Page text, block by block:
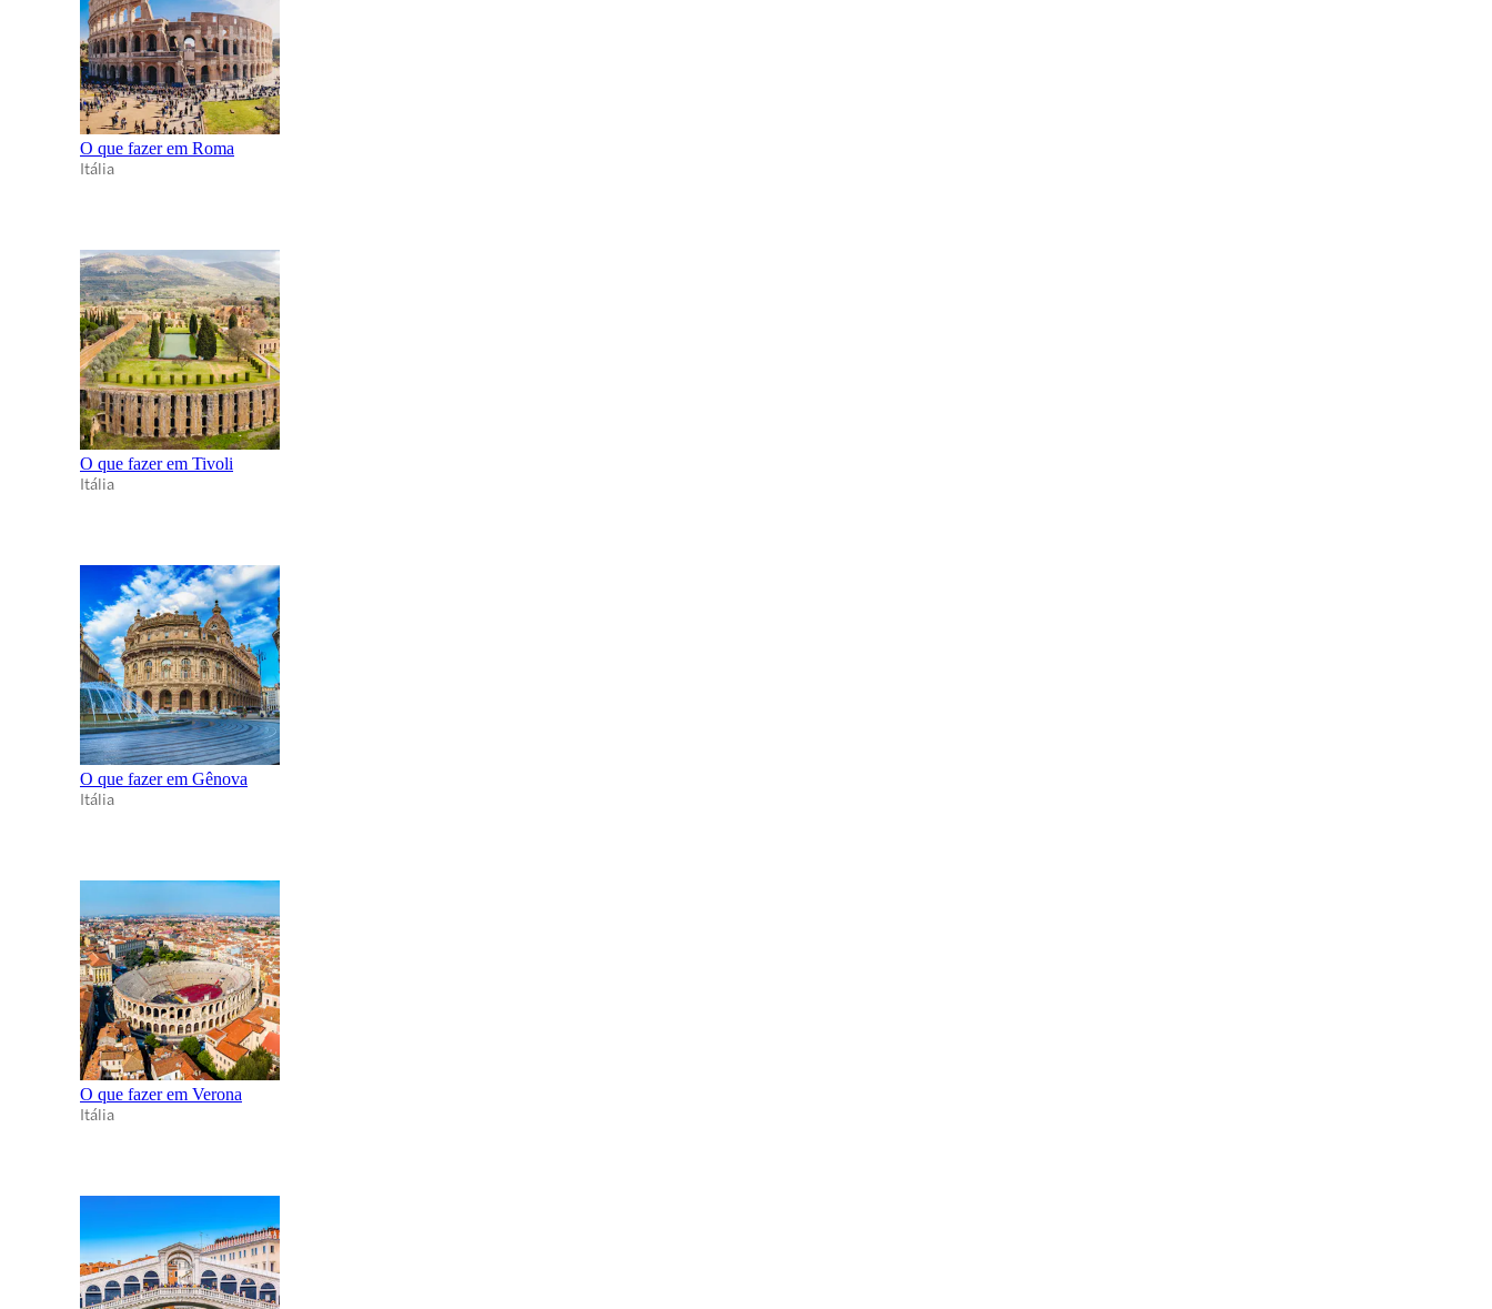
O que fazer em Roma
Itália
O que fazer em Tivoli
Itália
O que fazer em Gênova
Itália
O que fazer em Verona
Itália